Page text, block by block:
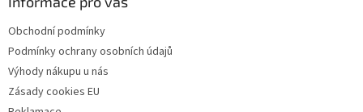
Obchodní podmínky
Podmínky ochrany osobních údajů
Výhody nákupu u nás
Zásady cookies EU